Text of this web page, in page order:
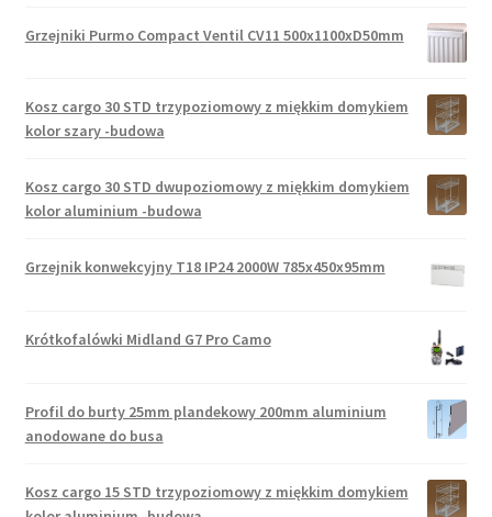
Grzejniki Purmo Compact Ventil CV11 500x1100xD50mm
Kosz cargo 30 STD trzypoziomowy z miękkim domykiem
kolor szary -budowa
Kosz cargo 30 STD dwupoziomowy z miękkim domykiem
kolor aluminium -budowa
Grzejnik konwekcyjny T18 IP24 2000W 785x450x95mm
Krótkofalówki Midland G7 Pro Camo
Profil do burty 25mm plandekowy 200mm aluminium
anodowane do busa
Kosz cargo 15 STD trzypoziomowy z miękkim domykiem